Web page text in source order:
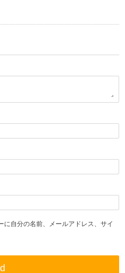
自分の名前、メールアドレス、サイ